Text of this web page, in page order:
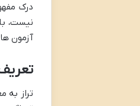
درک
نیست،
آزمون
تراز به